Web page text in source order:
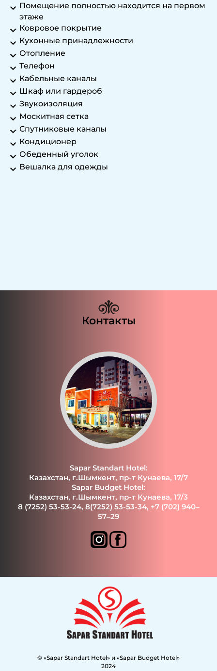
Помещение полностью находится на первом
этаже
Ковровое покрытие
Кухонные принадлежности
Отопление
Телефон
Кабельные каналы
Шкаф или гардероб
Звукоизоляция
Москитная сетка
Спутниковые каналы
Кондиционер
Обеденный уголок
Вешалка для одежды
Контакты
Sapar Standart Hotel:
Казахстан, г.Шымкент, пр-т Кунаева, 17/7
Sapar Budget Hotel:
Казахстан, г.Шымкент, пр-т Кунаева, 17/3
8 (7252) 53-53-24, 8(7252) 53-53-34, +7 (702) 940‒
57‒29
© «Sapar Standart Hotel» и «Sapar Budget Hotel»
2024